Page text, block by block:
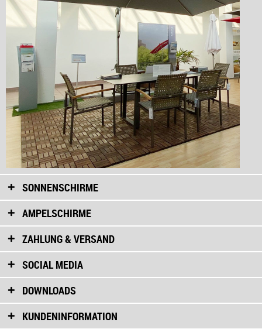
SONNENSCHIRME
AMPELSCHIRME
ZAHLUNG & VERSAND
SOCIAL MEDIA
DOWNLOADS
KUNDENINFORMATION